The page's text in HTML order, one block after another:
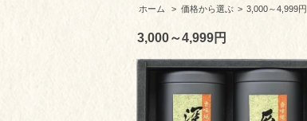
ホーム
> 価格から選ぶ > 3,000～4,999円
3,000～4,999円